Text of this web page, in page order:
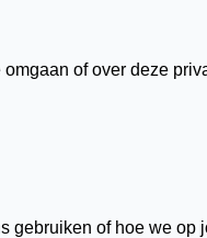
of over deze
of hoe we